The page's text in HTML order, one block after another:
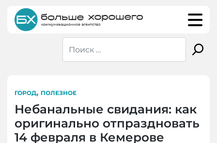
content
ГОРОД, ПОЛЕЗНОЕ
Небанальные свидания: как
оригинально отпраздновать
14 февраля в Кемерове